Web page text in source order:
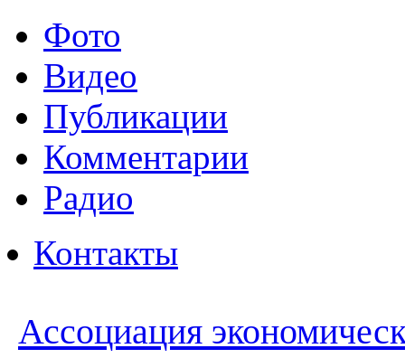
Фото
Видео
Публикации
Комментарии
Радио
Контакты
Ассоциация